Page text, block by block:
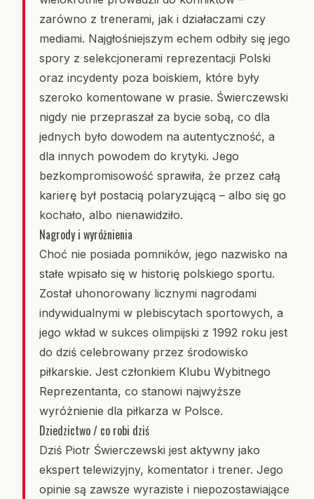
zarówno z trenerami, jak i działaczami czy
mediami. Najgłośniejszym echem odbiły się jego
spory z selekcjonerami reprezentacji Polski
oraz incydenty poza boiskiem, które były
szeroko komentowane w prasie. Świerczewski
nigdy nie przepraszał za bycie sobą, co dla
jednych było dowodem na autentyczność, a
dla innych powodem do krytyki. Jego
bezkompromisowość sprawiła, że przez całą
karierę był postacią polaryzującą – albo się go
kochało, albo nienawidziło.
Nagrody i wyróżnienia
Choć nie posiada pomników, jego nazwisko na
stałe wpisało się w historię polskiego sportu.
Został uhonorowany licznymi nagrodami
indywidualnymi w plebiscytach sportowych, a
jego wkład w sukces olimpijski z 1992 roku jest
do dziś celebrowany przez środowisko
piłkarskie. Jest członkiem Klubu Wybitnego
Reprezentanta, co stanowi najwyższe
wyróżnienie dla piłkarza w Polsce.
Dziedzictwo / co robi dziś
Dziś Piotr Świerczewski jest aktywny jako
ekspert telewizyjny, komentator i trener. Jego
opinie są zawsze wyraziste i niepozostawiające